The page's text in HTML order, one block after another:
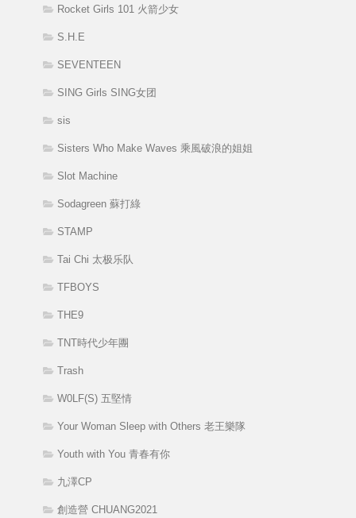
Rocket Girls 101 火箭少女
S.H.E
SEVENTEEN
SING Girls SING女团
sis
Sisters Who Make Waves 乘風破浪的姐姐
Slot Machine
Sodagreen 蘇打綠
STAMP
Tai Chi 太极乐队
TFBOYS
THE9
TNT時代少年團
Trash
W0LF(S) 五堅情
Your Woman Sleep with Others 老王樂隊
Youth with You 青春有你
九澤CP
創造營 CHUANG2021